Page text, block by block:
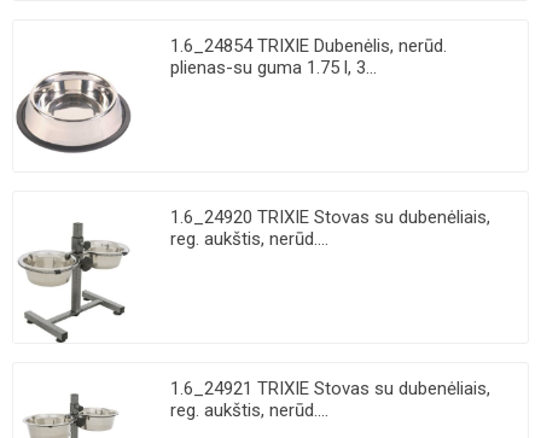
1.6_24854 TRIXIE Dubenėlis, nerūd.
plienas-su guma 1.75 l, 3...
1.6_24920 TRIXIE Stovas su dubenėliais,
reg. aukštis, nerūd....
1.6_24921 TRIXIE Stovas su dubenėliais,
reg. aukštis, nerūd....